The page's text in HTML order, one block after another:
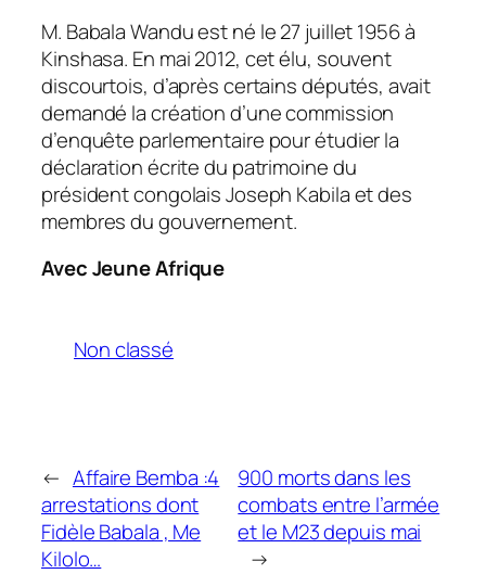
M. Babala Wandu est né le 27 juillet 1956 à
Kinshasa. En mai 2012, cet élu, souvent
discourtois, d’après certains députés, avait
demandé la création d’une commission
d’enquête parlementaire pour étudier la
déclaration écrite du patrimoine du
président congolais Joseph Kabila et des
membres du gouvernement.
Avec Jeune Afrique
Non classé
← Affaire Bemba :4
arrestations dont
Fidèle Babala , Me
Kilolo…
900 morts dans les
combats entre l’armée
et le M23 depuis mai
→